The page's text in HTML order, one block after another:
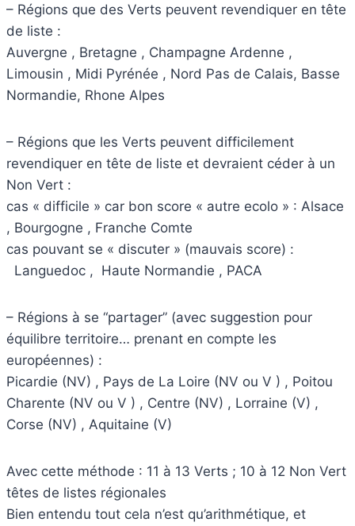
– Régions que des Verts peuvent revendiquer en tête
de liste :
Auvergne , Bretagne , Champagne Ardenne ,
Limousin , Midi Pyrénée , Nord Pas de Calais, Basse
Normandie, Rhone Alpes
– Régions que les Verts peuvent difficilement
revendiquer en tête de liste et devraient céder à un
Non Vert :
cas « difficile » car bon score « autre ecolo » : Alsace
, Bourgogne , Franche Comte
cas pouvant se « discuter » (mauvais score) :
Languedoc , Haute Normandie , PACA
– Régions à se “partager” (avec suggestion pour
équilibre territoire… prenant en compte les
européennes) :
Picardie (NV) , Pays de La Loire (NV ou V ) , Poitou
Charente (NV ou V ) , Centre (NV) , Lorraine (V) ,
Corse (NV) , Aquitaine (V)
Avec cette méthode : 11 à 13 Verts ; 10 à 12 Non Vert
têtes de listes régionales
Bien entendu tout cela n’est qu’arithmétique, et